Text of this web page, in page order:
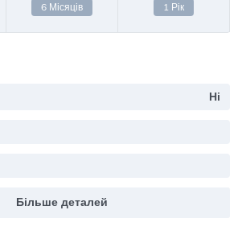
6 Місяців 1 Рік
Ні
Більше деталей